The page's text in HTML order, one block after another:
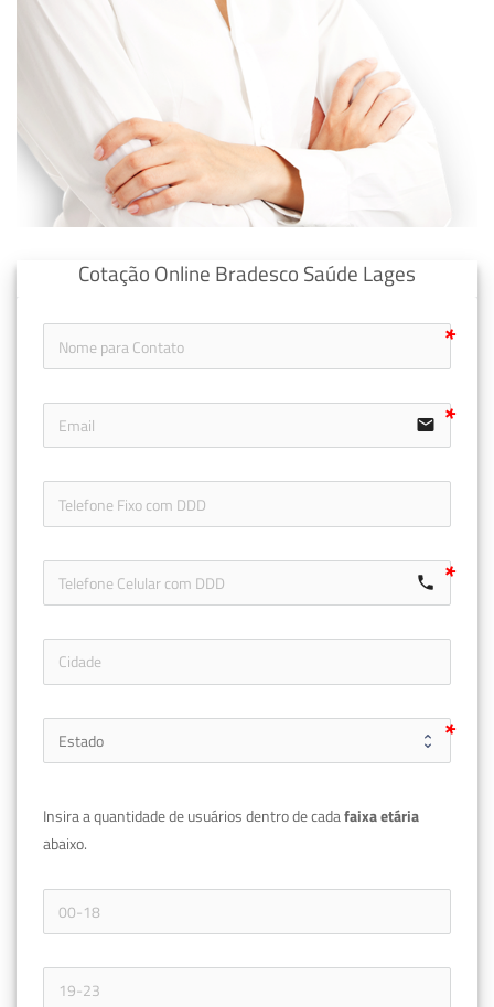
Cotação Online Bradesco Saúde Lages
email
call
Insira a quantidade de usuários dentro de cada
abaixo.